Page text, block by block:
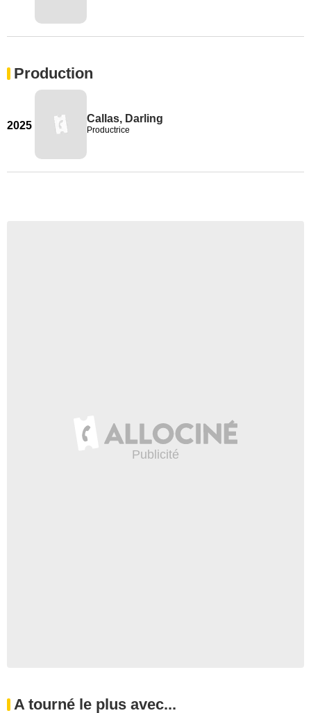
Production
2025
Callas, Darling
Productrice
A tourné le plus avec...